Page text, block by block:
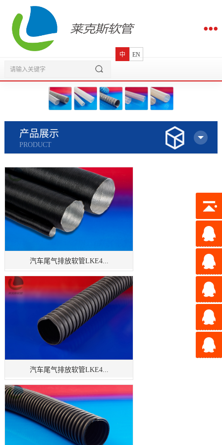
中 EN
产品展示
PRODUCT
汽车尾气排放软管LKE4...
汽车尾气排放软管LKE4...